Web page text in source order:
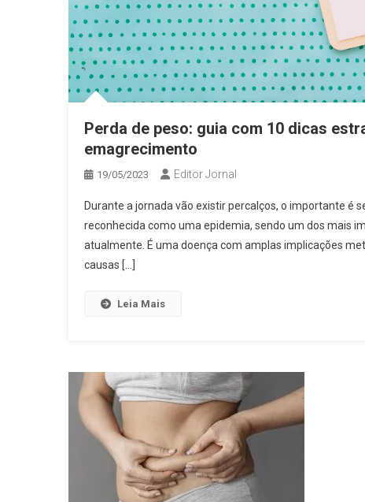
Perda de peso: guia com 10 dicas
emagrecimento
19/05/2023 Editor Jornal
Durante a jornada vão existir percalços, o importante é
reconhecida como uma epidemia, sendo um dos mais
atualmente. É uma doença com amplas implicações
causas […]
Leia Mais